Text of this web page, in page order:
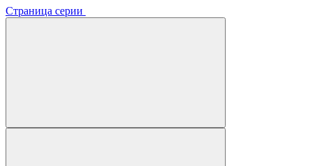
Страница серии